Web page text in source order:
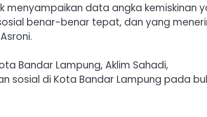
menyampaikan data angka kemiskinan
benar-benar tepat, dan yang
Bandar Lampung, Aklim Sahadi,
sosial di Kota Bandar Lampung pada